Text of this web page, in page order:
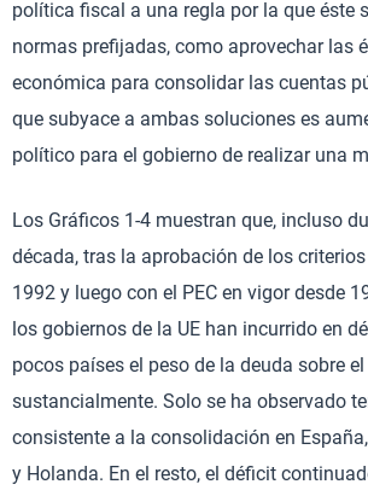
política fiscal a una regla por la que éste
normas prefijadas, como aprovechar las
económica para consolidar las cuentas
que subyace a ambas soluciones es
político para el gobierno de realizar una
Los Gráficos 1-4 muestran que, incluso
década, tras la aprobación de los
1992 y luego con el PEC en vigor desde
los gobiernos de la UE han incurrido en
pocos países el peso de la deuda sobre
sustancialmente. Solo se ha observado
consistente a la consolidación en
y Holanda. En el resto, el déficit